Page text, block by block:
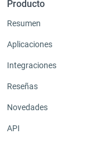
Producto
Resumen
Aplicaciones
Integraciones
Reseñas
Novedades
API